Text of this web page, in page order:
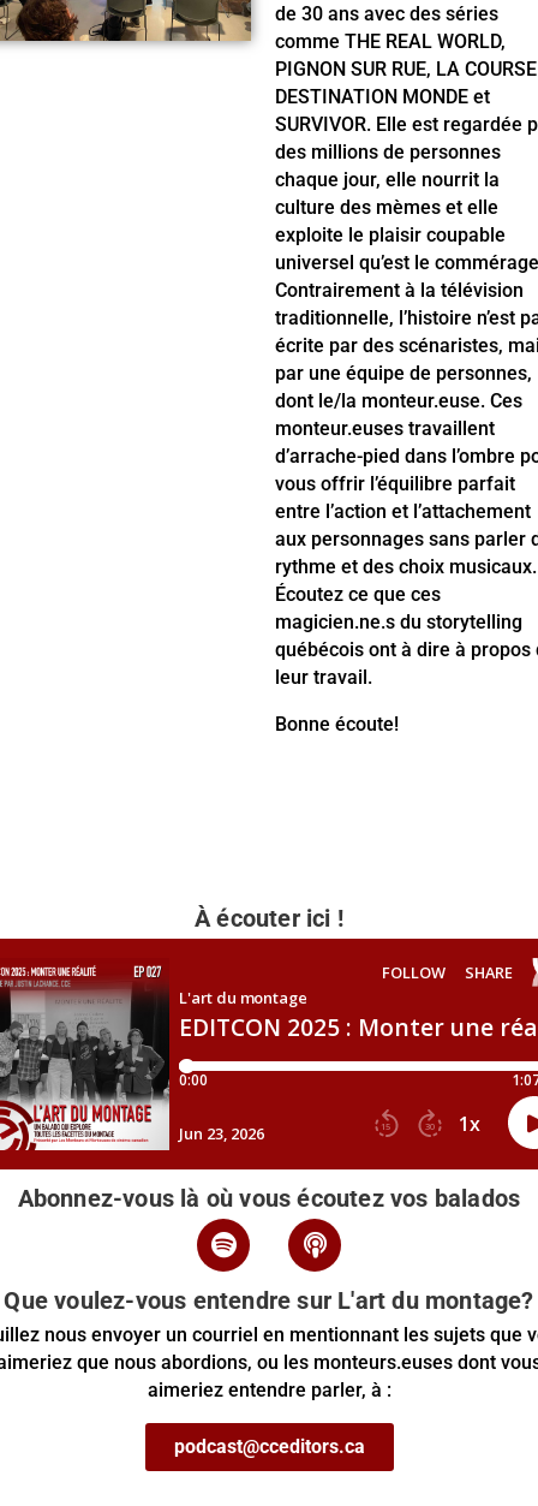
de 30 ans avec des séries
comme THE REAL WORLD,
PIGNON SUR RUE, LA COURSE
DESTINATION MONDE et
SURVIVOR. Elle est regardée
des millions de personnes
chaque jour, elle nourrit la
culture des mèmes et elle
exploite le plaisir coupable
universel qu’est le
Contrairement à la télévision
traditionnelle, l’histoire n’est
écrite par des scénaristes,
par une équipe de personnes,
dont le/la monteur.euse. Ces
monteur.euses travaillent
d’arrache-pied dans l’ombre
vous offrir l’équilibre parfait
entre l’action et l’attachement
aux personnages sans parler
rythme et des choix musicaux.
Écoutez ce que ces
magicien.ne.s du storytelling
québécois ont à dire à propos
leur travail.
Bonne écoute!
À écouter ici !
Abonnez-vous là où vous écoutez vos balados
Que voulez-vous entendre sur L'art du montage?
nous envoyer un courriel en mentionnant les sujets que
que nous abordions, ou les monteurs.euses dont
aimeriez entendre parler, à :
podcast@cceditors.ca